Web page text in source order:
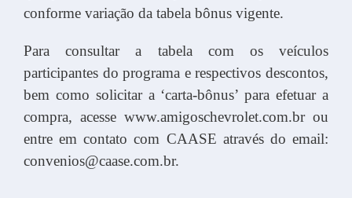
conforme variação da tabela bônus vigente.
Para consultar a tabela com os veículos
participantes do programa e respectivos descontos,
bem como solicitar a ‘carta-bônus’ para efetuar a
compra, acesse www.amigoschevrolet.com.br ou
entre em contato com CAASE através do email:
convenios@caase.com.br.